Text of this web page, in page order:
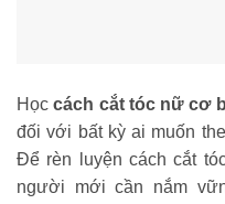
Họccách cắt tóc nữ cơ
đối với bất kỳ ai muốn
Để rèn luyện cách cắt
người mới cần nắm